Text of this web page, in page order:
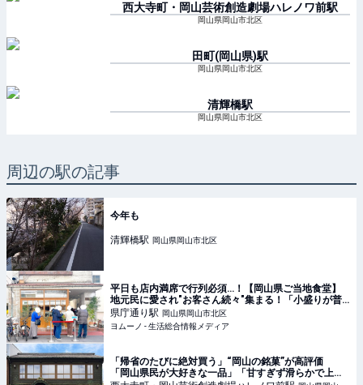
西大寺町・岡山芸術創造劇場ハレノワ前駅
岡山県岡山市北区
田町(岡山県)駅
岡山県岡山市北区
清輝橋駅
岡山県岡山市北区
周辺の駅の記事
今年も
清輝橋駅 岡山県岡山市北区
平日も店内満席で行列必須…！【岡山県ご当地食堂】
地元民に愛され"お客さん続々"集まる！「小盛りが普
通盛りのやつ」「このボリュームよ…！」 | ヨムーノ
県庁通り駅 岡山県岡山市北区
ヨムーノ - 生活総合情報メディア
「帰省のたびに絶対買う」“岡山の銘菓”が高評価
「岡山県民が大好きな一品」「甘すぎず滑らかで上